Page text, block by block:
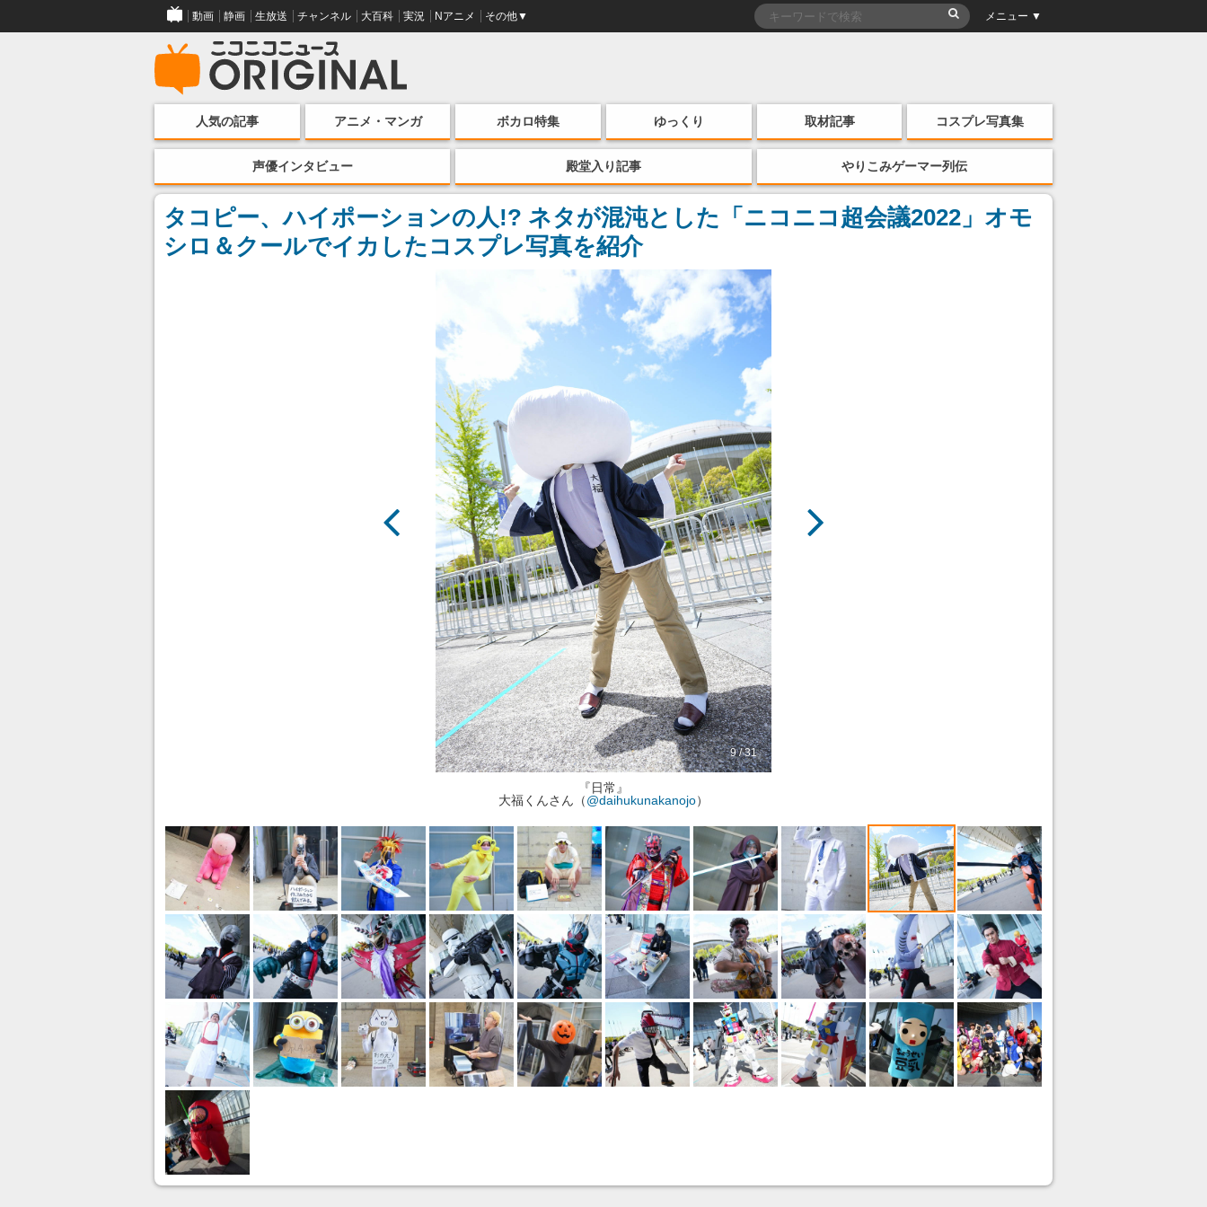
動画 静画 生放送 チャンネル 大百科 実況 Nアニメ その他▼ メニュー ▼
人気の記事 アニメ・マンガ ボカロ特集 ゆっくり 取材記事 コスプレ写真集
声優インタビュー 殿堂入り記事 やりこみゲーマー列伝
タコピー、ハイポーションの人!? ネタが混沌とした「ニコニコ超会議2022」オモ
シロ＆クールでイカしたコスプレ写真を紹介
9 / 31
『日常』
大福くんさん（@daihukunakanojo）